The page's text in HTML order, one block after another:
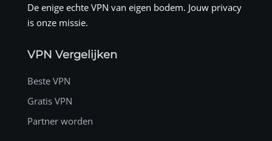
De enige echte VPN van eigen bodem. Jouw privacy
is onze missie.
VPN Vergelijken
Beste VPN
Gratis VPN
Partner worden